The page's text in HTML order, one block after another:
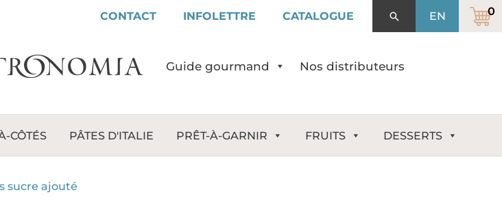
CONTACT INFOLETTRE CATALOGUE Rechercher
EN
Guide gourmand Nos distributeurs
CÔTÉS PÂTES D'ITALIE PRÊT-À-GARNIR FRUITS DESSERTS
sucre ajouté